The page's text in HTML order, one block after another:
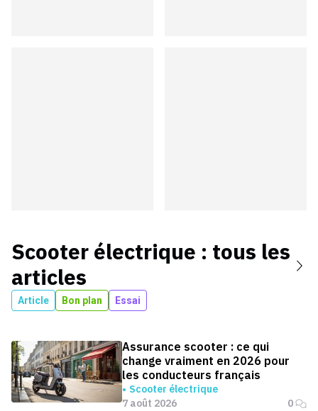
Scooter électrique : tous les
articles
Article Bon plan Essai
Assurance scooter : ce qui
change vraiment en 2026 pour
les conducteurs français
Scooter électrique
7 août 2026
0